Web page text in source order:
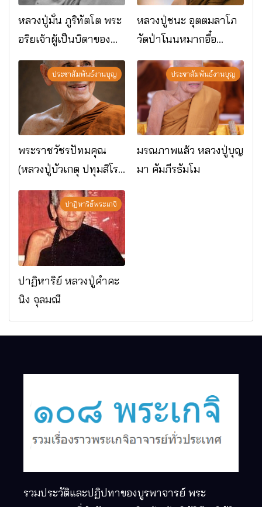
หลวงปู่มั่น ภูริทัตโต พระ
อริยเจ้าผู้เป็นบิดาของ
พระกรรมฐาน
หลวงปู่ชนะ อุตตมลาโภ
วัดป่าโนนหมากอื๋อ
อ.เมือง จ.มหาสารคาม
ประชาสัมพันธ์งานบุญ
พระราชวัชรปัทมคุณ
(หลวงปู่บัวเกตุ ปทุมสิโร)
มรณภาพแล้ว วัดป่า
ดาราภิรมย์ อ.แม่ริม
จ.เชียงใหม่
ประชาสัมพันธ์งานบุญ
มรณภาพแล้ว หลวงปู่บุญ
มา คัมภีรธัมโม
ปาฏิหาริย์พระเกจิ
ปาฏิหาริย์ หลวงปู่คำคะ
นิง จุลมณี
รวมประวัติและปฏิปทาของบูรพาจารย์ พระ